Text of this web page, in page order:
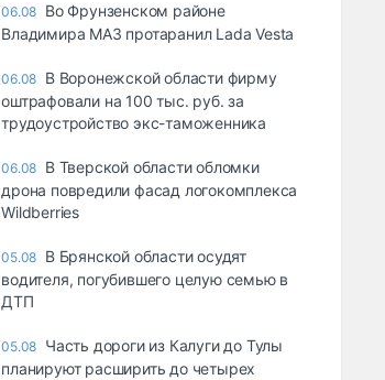
06.08 Во Фрунзенском районе
Владимира МАЗ протаранил Lada Vesta
06.08 В Воронежской области фирму
оштрафовали на 100 тыс. руб. за
трудоустройство экс-таможенника
06.08 В Тверской области обломки
дрона повредили фасад логокомплекса
Wildberries
05.08 В Брянской области осудят
водителя, погубившего целую семью в
ДТП
05.08 Часть дороги из Калуги до Тулы
планируют расширить до четырех